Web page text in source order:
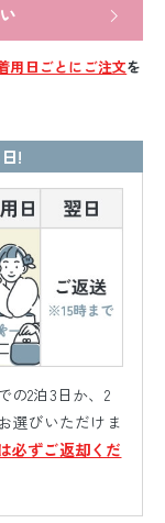
用日ごとにご注文を
!
の2泊3日か、2
選びいただけま
必ずご返却くだ